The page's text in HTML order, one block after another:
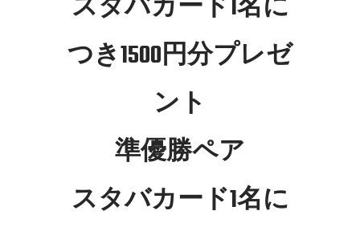
スタバカード1名に
つき1500円分プレゼ
ント
準優勝ペア
スタバカード1名に